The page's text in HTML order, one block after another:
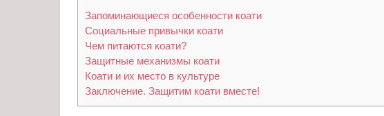
Запоминающиеся особенности коати
Социальные привычки коати
Чем питаются коати?
Защитные механизмы коати
Коати и их место в культуре
Заключение. Защитим коати вместе!